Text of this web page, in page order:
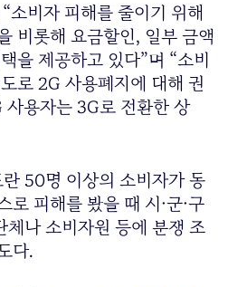
소비자 피해를 줄이기 위해
비롯해 요금할인, 일부 금액
을 제공하고 있다”며 “소비
로 2G 사용폐지에 대해 권
용자는 3G로 전환한 상
50명 이상의 소비자가 동
로 피해를 봤을 때 시·군·구
체나 소비자원 등에 분쟁 조
다.